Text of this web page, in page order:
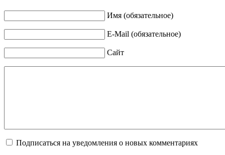
Имя (обязательное)
E-Mail (обязательное)
Сайт
Подписаться на уведомления о новых комментариях